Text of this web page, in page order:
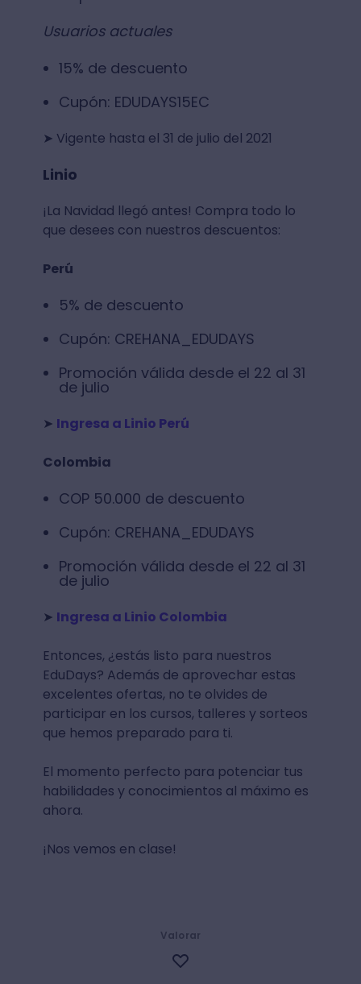
Usuarios actuales
15% de descuento
Cupón: EDUDAYS15EC
➤ Vigente hasta el 31 de julio del 2021
Linio
¡La Navidad llegó antes! Compra todo lo
que desees con nuestros descuentos:
Perú
5% de descuento
Cupón: CREHANA_EDUDAYS
Promoción válida desde el 22 al 31
de julio
➤ Ingresa a Linio Perú
Colombia
COP 50.000 de descuento
Cupón: CREHANA_EDUDAYS
Promoción válida desde el 22 al 31
de julio
➤ Ingresa a Linio Colombia
Entonces, ¿estás listo para nuestros
EduDays? Además de aprovechar estas
excelentes ofertas, no te olvides de
participar en los cursos, talleres y sorteos
que hemos preparado para ti.
El momento perfecto para potenciar tus
habilidades y conocimientos al máximo es
ahora.
¡Nos vemos en clase!
Valorar